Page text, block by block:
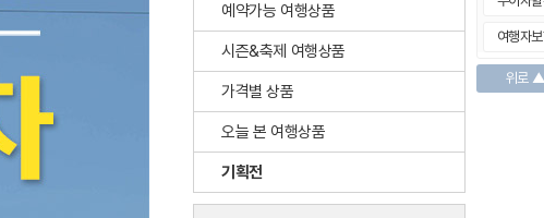
여행자
위로
예약가능 여행상품
시즌&축제 여행상품
가격별 상품
오늘 본 여행상품
기획전